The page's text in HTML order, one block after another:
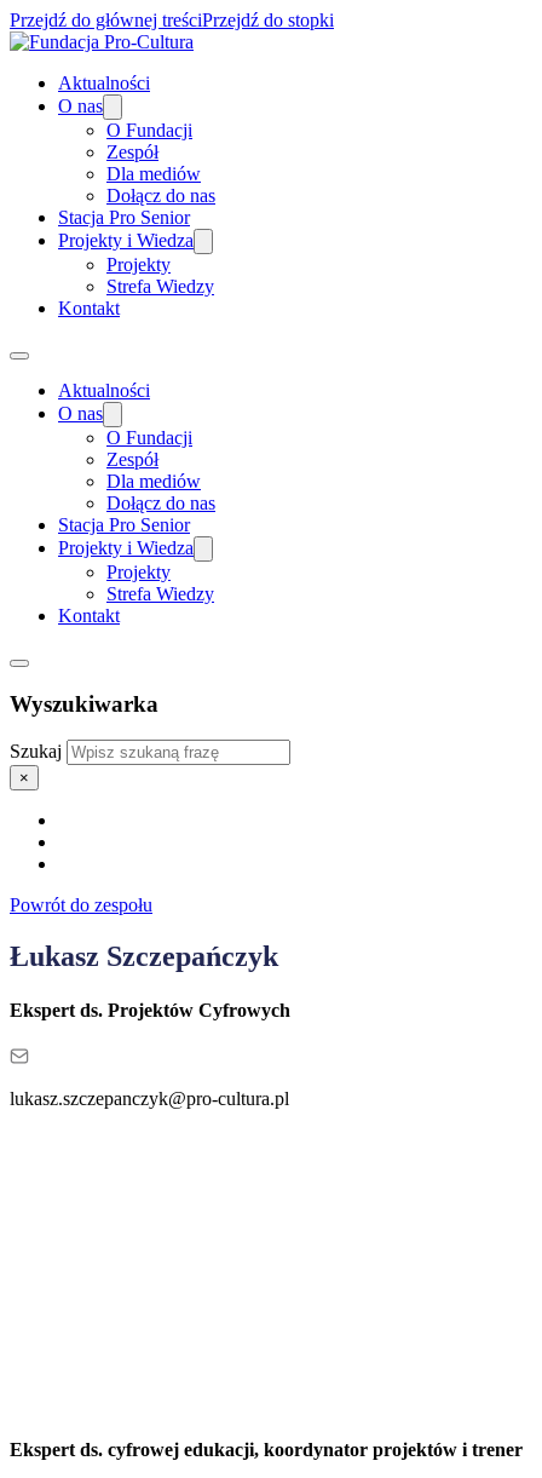
Przejdź do głównej treściPrzejdź do stopki
Aktualności
O nas
O Fundacji
Zespół
Dla mediów
Dołącz do nas
Stacja Pro Senior
Projekty i Wiedza
Projekty
Strefa Wiedzy
Kontakt
Aktualności
O nas
O Fundacji
Zespół
Dla mediów
Dołącz do nas
Stacja Pro Senior
Projekty i Wiedza
Projekty
Strefa Wiedzy
Kontakt
Wyszukiwarka
Szukaj
×
Powrót do zespołu
Łukasz Szczepańczyk
Ekspert ds. Projektów Cyfrowych
lukasz.szczepanczyk@pro-cultura.pl
Ekspert ds. cyfrowej edukacji, koordynator projektów i trener